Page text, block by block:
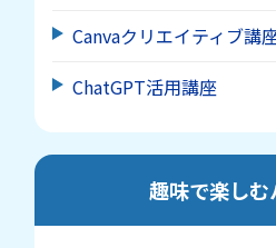
Canvaクリエイティブ講
ChatGPT活用講座
趣味で楽しむ